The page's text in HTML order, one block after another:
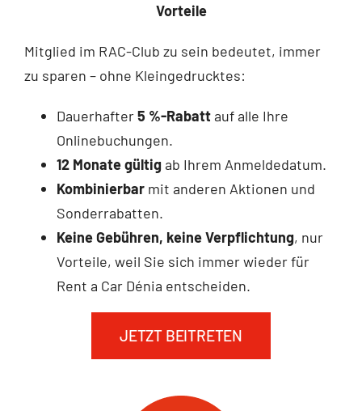
Vorteile
Mitglied im RAC-Club zu sein bedeutet, immer
zu sparen – ohne Kleingedrucktes:
Dauerhafter5 %-Rabattauf alle Ihre
Onlinebuchungen.
12 Monate gültigab Ihrem Anmeldedatum.
Kombinierbarmit anderen Aktionen und
Sonderrabatten.
Keine Gebühren, keine Verpflichtung, nur
Vorteile, weil Sie sich immer wieder für
Rent a Car Dénia entscheiden.
JETZT BEITRETEN